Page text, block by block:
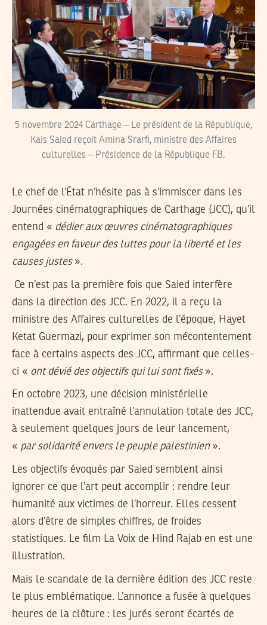
5 novembre 2024 Carthage – Le président de la République,
Kais Saied reçoit Amina Srarfi, ministre des Affaires
culturelles – Présidence de la République FB.
Le chef de l’État n’hésite pas à s’immiscer dans les
Journées cinématographiques de Carthage (JCC), qu’il
entend « dédier aux œuvres cinématographiques
engagées en faveur des luttes pour la liberté et les
causes justes».
Ce n’est pas la première fois que Saied interfère
dans la direction des JCC. En 2022, il a reçu la
ministre des Affaires culturelles de l’époque, Hayet
Ketat Guermazi, pour exprimer son mécontentement
face à certains aspects des JCC, affirmant que celles-
ci « ont dévié des objectifs qui lui sont fixés».
En octobre 2023, une décision ministérielle
inattendue avait entraîné l’annulation totale des JCC,
à seulement quelques jours de leur lancement,
« par solidarité envers le peuple palestinien».
Les objectifs évoqués par Saied semblent ainsi
ignorer ce que l’art peut accomplir : rendre leur
humanité aux victimes de l’horreur. Elles cessent
alors d’être de simples chiffres, de froides
statistiques. Le film La Voix de Hind Rajab en est une
illustration.
Mais le scandale de la dernière édition des JCC reste
le plus emblématique. L’annonce a fusée à quelques
heures de la clôture : les jurés seront écartés de